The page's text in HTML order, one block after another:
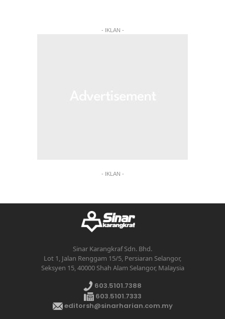
- IKLAN -
- IKLAN -
Sinar Karangkraf Sdn. Bhd.
Lot 1, Jalan Renggam 15/5, Persiaran Selangor,
Seksyen 15, 40000 Shah Alam Selangor, Malaysia
603.5101.7388
603.5101.7333
editorsh@sinarharian.com.my